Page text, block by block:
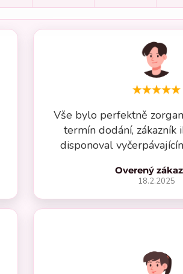
Vše bylo perfektně
termín dodání, zákazník
disponoval
Overený
18.2.2025